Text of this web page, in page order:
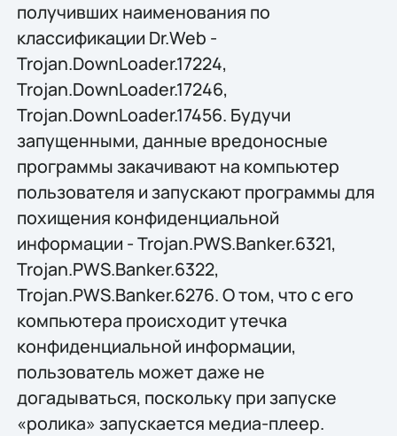
получивших наименования по
классификации Dr.Web -
Trojan.DownLoader.17224,
Trojan.DownLoader.17246,
Trojan.DownLoader.17456. Будучи
запущенными, данные вредоносные
программы закачивают на компьютер
пользователя и запускают программы для
похищения конфиденциальной
информации - Trojan.PWS.Banker.6321,
Trojan.PWS.Banker.6322,
Trojan.PWS.Banker.6276. О том, что с его
компьютера происходит утечка
конфиденциальной информации,
пользователь может даже не
догадываться, поскольку при запуске
«ролика» запускается медиа-плеер.